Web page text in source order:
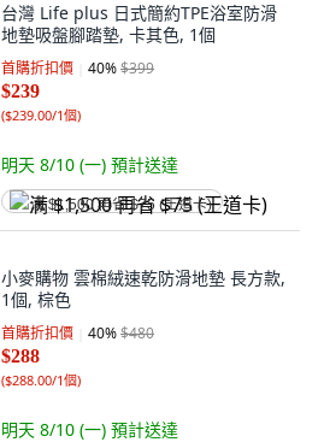
台灣 Life plus 日式簡約TPE浴室防滑
地墊吸盤腳踏墊, 卡其色, 1個
首購折扣價 40%$399
$239
($239.00/1個)
明天 8/10 (一) 預計送達
满 $1,500 再省 $75 (王道卡)
小麥購物 雲棉絨速乾防滑地墊 長方款,
1個, 棕色
首購折扣價 40%$480
$288
($288.00/1個)
明天 8/10 (一) 預計送達